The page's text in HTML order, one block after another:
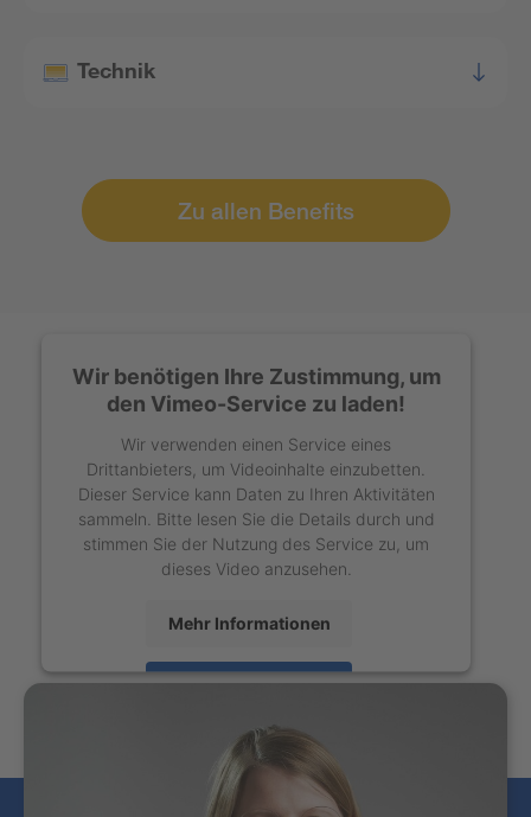
Technik
Zu allen Benefits
Wir benötigen Ihre Zustimmung, um
den Vimeo-Service zu laden!
Wir verwenden einen Service eines
Drittanbieters, um Videoinhalte einzubetten.
Dieser Service kann Daten zu Ihren Aktivitäten
sammeln. Bitte lesen Sie die Details durch und
stimmen Sie der Nutzung des Service zu, um
dieses Video anzusehen.
Mehr Informationen
Akzeptieren
Usercentrics Consent Management
Platform